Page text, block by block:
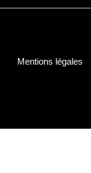
Mentions légales